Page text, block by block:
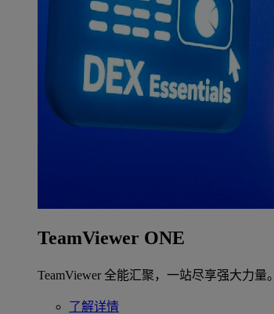
TeamViewer ONE
TeamViewer 全能汇聚，一站尽享强大力量。
了解详情